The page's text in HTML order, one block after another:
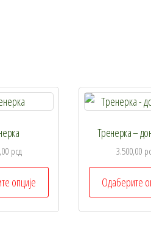
рсд
опције
Овај
Тренерка –
3.500,00
Одаберите